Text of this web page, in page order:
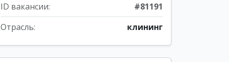
ID вакансии:
#81191
Отрасль:
клининг